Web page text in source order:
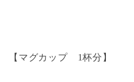
【マグカップ 1杯分】